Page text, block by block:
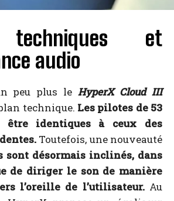
techniques et
audio
peu plus le HyperX Cloud III
technique. Les pilotes de 53
être identiques à ceux des
Toutefois, une nouveauté
sont désormais inclinés, dans
de diriger le son de manière
l’oreille de l’utilisateur.Au